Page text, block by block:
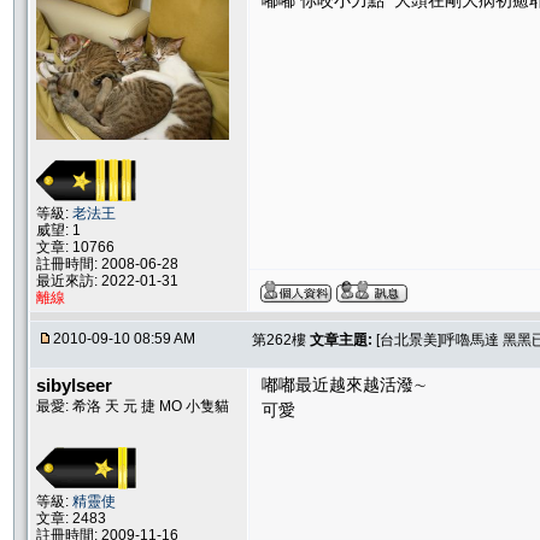
等級: 老法王
威望: 1
文章: 10766
註冊時間: 2008-06-28
最近來訪: 2022-01-31
離線
2010-09-10 08:59 AM 第262樓 文章主題: [台北景美]呼嚕馬達 黑黑
sibylseer
最愛: 希洛 天 元 捷 MO 小隻貓
等級: 精靈使
文章: 2483
註冊時間: 2009-11-16
嘟嘟最近越來越活潑∼
可愛